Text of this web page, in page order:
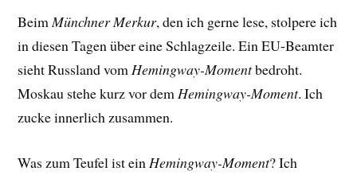
BeimMünchner Merkur, den ich gerne lese, stolpere ich
in diesen Tagen über eine Schlagzeile. Ein EU-Beamter
sieht Russland vomHemingway-Momentbedroht.
Moskau stehe kurz vor demHemingway-Moment. Ich
zucke innerlich zusammen.
Was zum Teufel ist ein Hemingway-Moment? Ich